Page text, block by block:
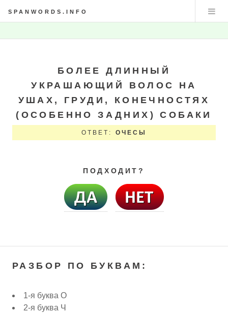
SPANWORDS.INFO
БОЛЕЕ ДЛИННЫЙ
УКРАШАЮЩИЙ ВОЛОС НА
УШАХ, ГРУДИ, КОНЕЧНОСТЯХ
(ОСОБЕННО ЗАДНИХ) СОБАКИ
ОТВЕТ: ОЧЕСЫ
ПОДХОДИТ?
РАЗБОР ПО БУКВАМ:
1-я буква О
2-я буква Ч